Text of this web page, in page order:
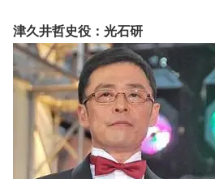
津久井哲史役：光石研